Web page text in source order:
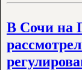
В Сочи на